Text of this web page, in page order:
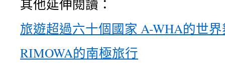
其他延伸閱讀：
旅遊超過六十個國家 A-WHA的世
RIMOWA的南極旅行